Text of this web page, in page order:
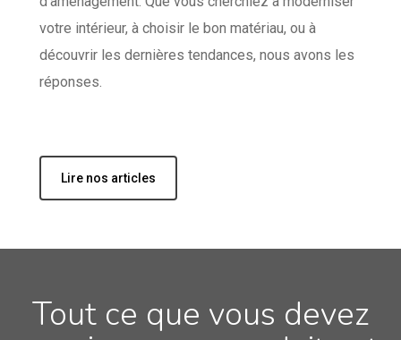
votre intérieur, à choisir le bon matériau, ou à
découvrir les dernières tendances, nous avons les
réponses.
Lire nos articles
Tout ce que vous devez